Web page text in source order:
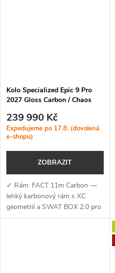
Kolo Specialized Epic 9 Pro
2027 Gloss Carbon / Chaos
239 990 Kč
Expedujeme po 17.8. (dovolená
e-shopu)
ZOBRAZIT
✓ Rám: FACT 11m Carbon —
lehký karbonový rám s XC
geometrií a SWAT BOX 2.0 pro
integrované úložiště ✓ Vidlice: